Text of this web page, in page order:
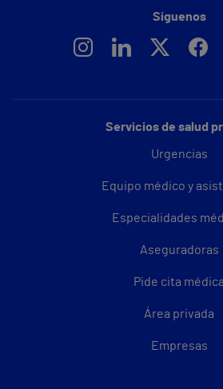
Servicios de salud
Urgencias
Equipo médico y
Especialidades
Aseguradoras
Pide cita médica
Área privada
Empresas
Síguenos